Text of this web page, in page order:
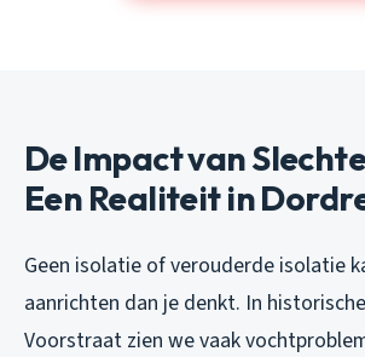
De Impact van
Een Realiteit in
Geen isolatie of verouderde isolatie
aanrichten dan je denkt. In
Voorstraat zien we vaak